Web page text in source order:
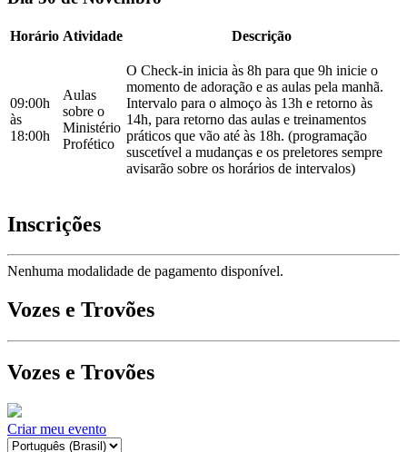
Horário Atividade Descrição
09:00h
às
18:00h
Aulas
sobre o
Ministério
Profético
O Check-in inicia às 8h para que 9h inicie o
momento de adoração e as aulas pela manhã.
Intervalo para o almoço às 13h e retorno às
14h, para retorno das aulas e treinamentos
práticos que vão até às 18h. (programação
suscetível a mudanças e os preletores sempre
avisarão sobre os horários de intervalos)
Inscrições
Nenhuma modalidade de pagamento disponível.
Vozes e Trovões
Vozes e Trovões
Criar meu evento